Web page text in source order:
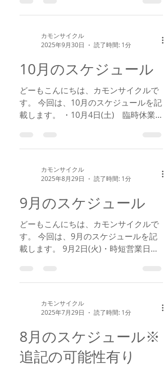
(土) 臨時休業日 今のところ上記の日
にはご不便お掛けしますが、ご了承く
カモンサイクル
2025年9月30日
読了時間: 1分
10月のスケジュール
どーもこんにちは、カモンサイクルで
す。 今回は、10月のスケジュールを記
載します。 ・10月4日(土) 臨時休業
能性もありますのでご了承ください。
カモンサイクル
2025年8月29日
読了時間: 1分
9月のスケジュール
どーもこんにちは、カモンサイクルで
す。 今回は、9月のスケジュールを記
載します。 9月2日(火)・時短営業日
修理でお困りの方にはご不便お掛けし
お願い...
カモンサイクル
2025年7月29日
読了時間: 1分
8月のスケジュール※
追記の可能性有り